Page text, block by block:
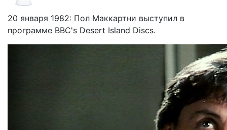
20 января 1982: Пол Маккартни выступил в
программе BBC's Desert Island Discs.